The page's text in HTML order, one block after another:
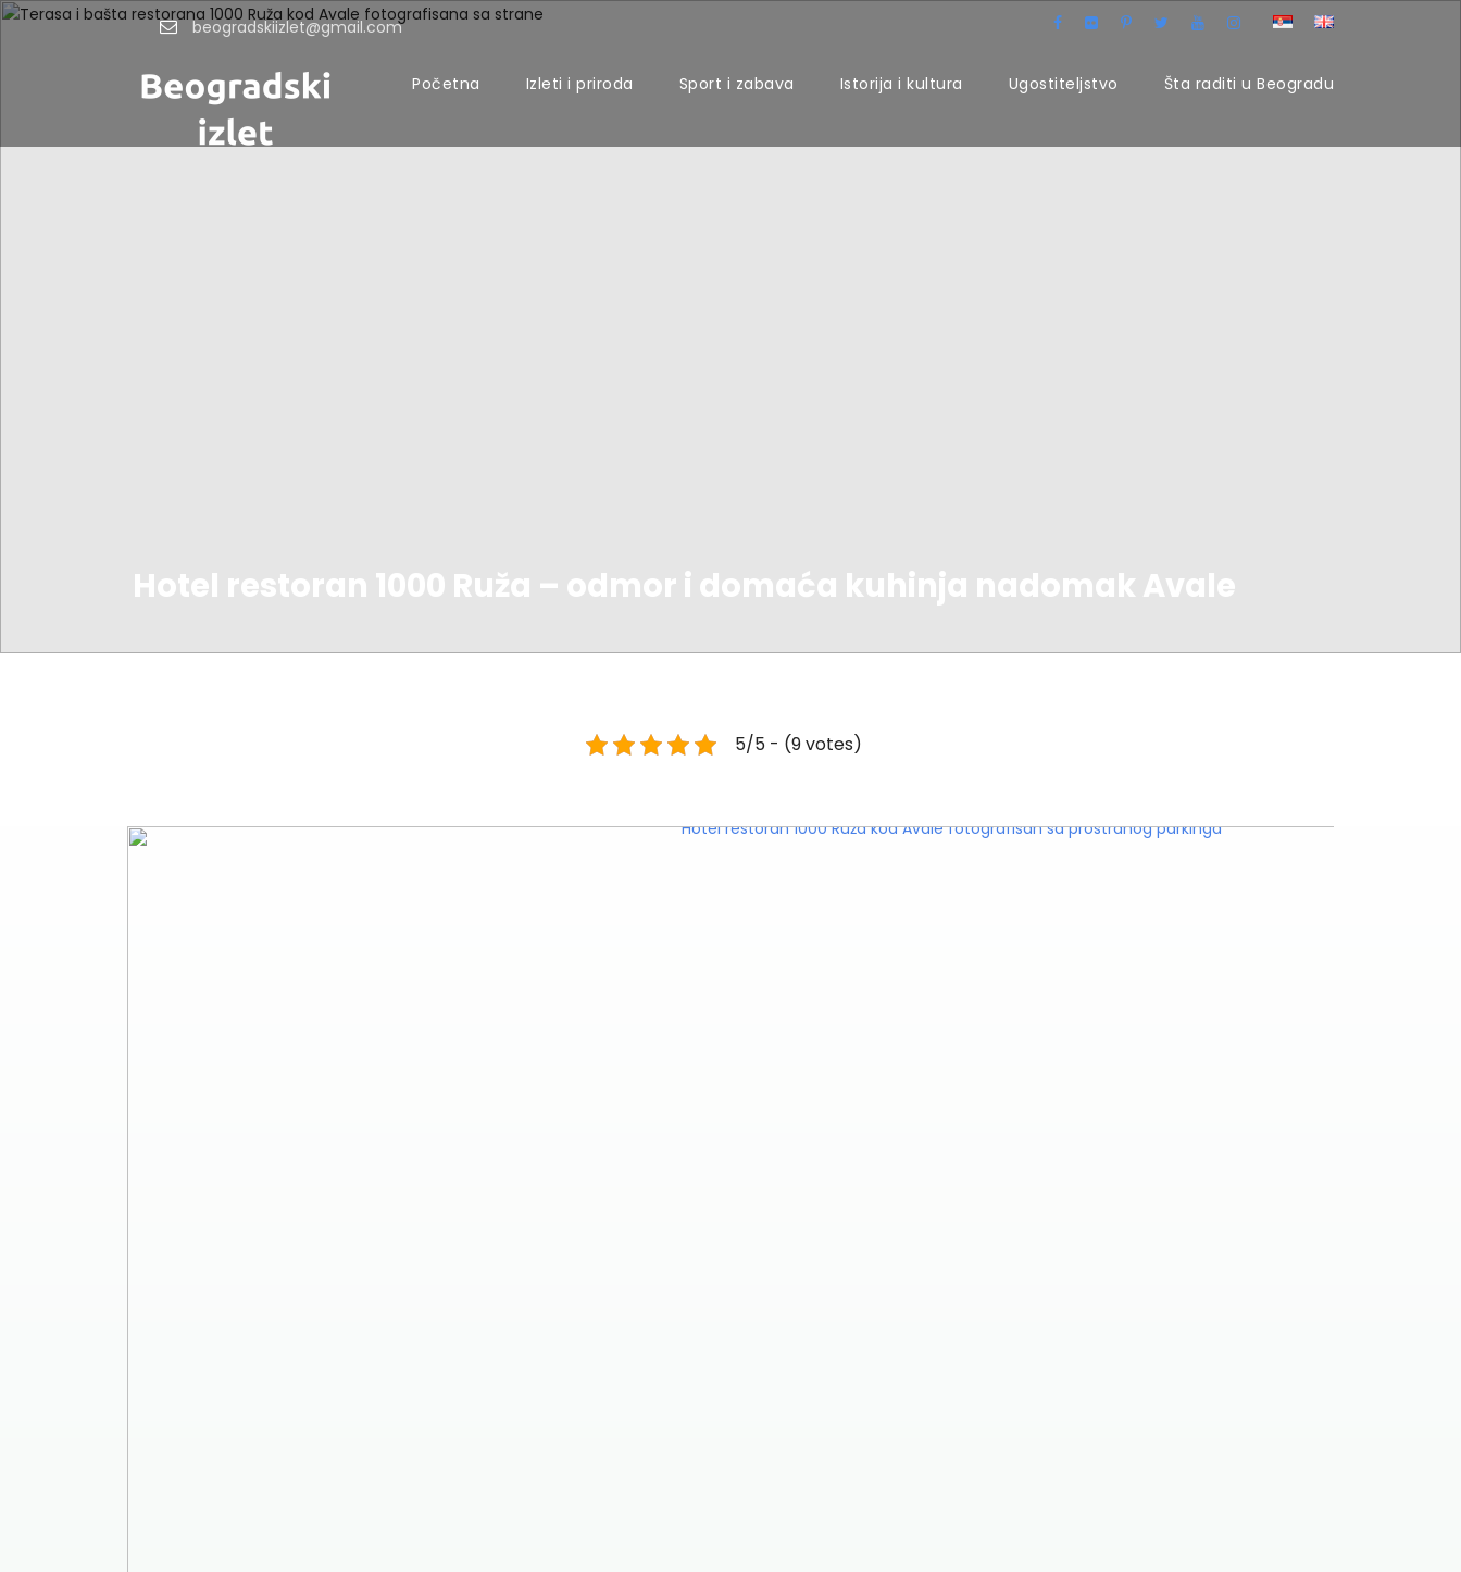
beogradskiizlet@gmail.com
Početna Izleti i priroda Sport i zabava Istorija i kultura Ugostiteljstvo Šta raditi u Beogradu
Hotel restoran 1000 Ruža – odmor i domaća kuhinja nadomak Avale
5/5 - (9 votes)